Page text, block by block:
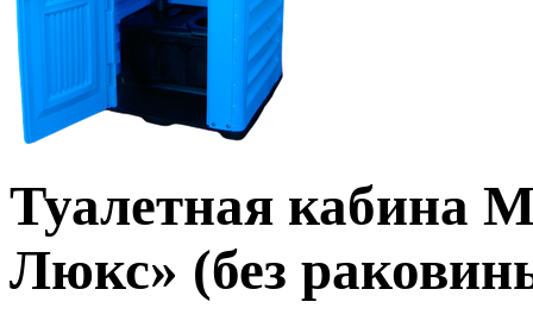
Туалетная кабина
Люкс» (без